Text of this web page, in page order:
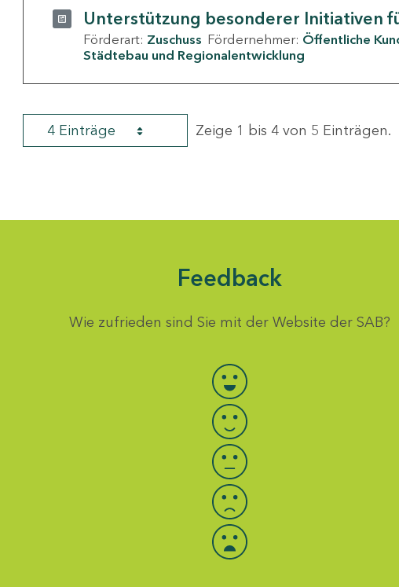
Unterstützung besonderer Initiativen
Förderart: Zuschuss Fördernehmer: Öffentliche
Städtebau und Regionalentwicklung
4 Einträge Zeige 1 bis 4 von 5 Einträgen.
Feedback
Wie zufrieden sind Sie mit der Website der SAB?
Bewertung auswählen